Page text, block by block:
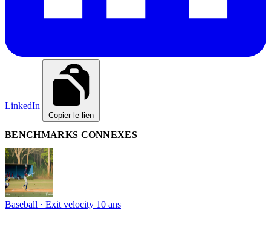
LinkedIn
Copier le lien
BENCHMARKS CONNEXES
Baseball · Exit velocity 10 ans